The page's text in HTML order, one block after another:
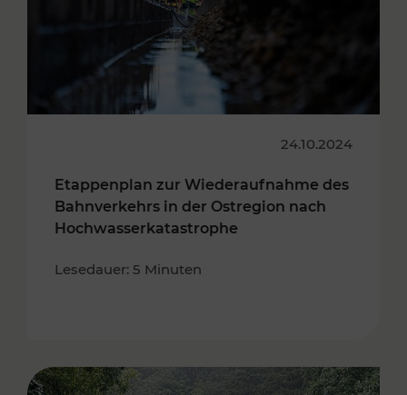
24.10.2024
Etappenplan zur Wiederaufnahme des
Bahnverkehrs in der Ostregion nach
Hochwasserkatastrophe
Lesedauer: 5 Minuten